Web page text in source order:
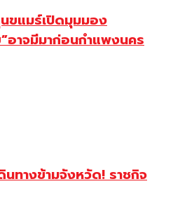
ขแมร์เปิดมุมมอง
อาจมีมาก่อนกำแพงนคร
นทางข้ามจังหวัด! ราชกิจ